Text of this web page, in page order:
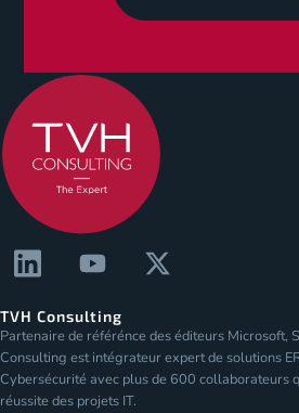
TVH Consulting
Partenaire de référénce des éditeurs Microsoft,
Consulting est intégrateur expert de solutions
Cybersécurité avec plus de 600 collaborateurs
réussite des projets IT.